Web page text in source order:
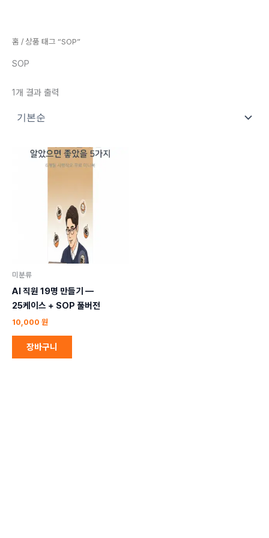
홈 / 상품 태그 “SOP”
SOP
1개 결과 출력
미분류
AI 직원 19명 만들기 —
25케이스 + SOP 풀버전
10,000 원
장바구니